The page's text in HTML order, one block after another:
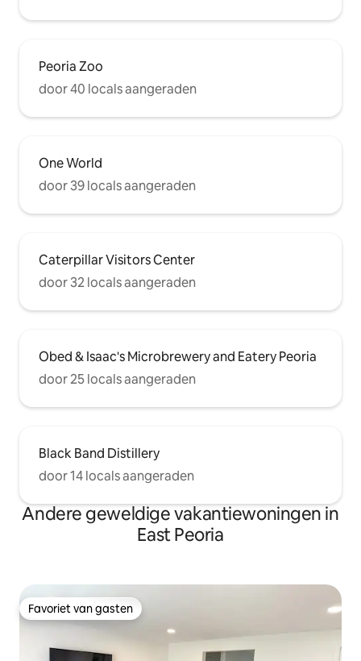
Peoria Zoo
door 40 locals aangeraden
One World
door 39 locals aangeraden
Caterpillar Visitors Center
door 32 locals aangeraden
Obed & Isaac's Microbrewery and Eatery Peoria
door 25 locals aangeraden
Black Band Distillery
door 14 locals aangeraden
Andere geweldige vakantiewoningen in
East Peoria
Favoriet van gasten
Favoriet van gasten